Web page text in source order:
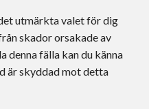
utmärkta valet för dig
skador orsakade av
denna fälla kan du känna
är skyddad mot detta